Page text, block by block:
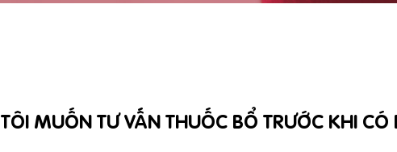
TÔI MUỐN TƯ VẤN THUỐC BỔ TRƯỚC KHI CÓ